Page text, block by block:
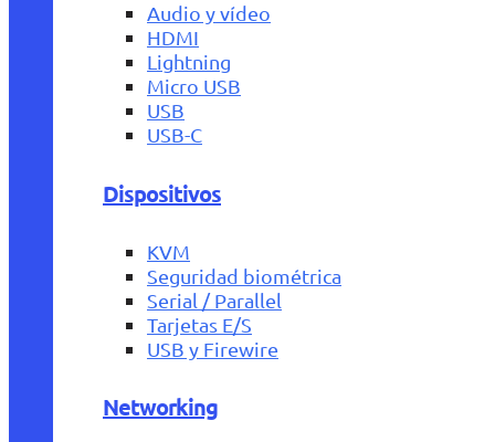
Audio y vídeo
HDMI
Lightning
Micro USB
USB
USB-C
Dispositivos
KVM
Seguridad biométrica
Serial / Parallel
Tarjetas E/S
USB y Firewire
Networking